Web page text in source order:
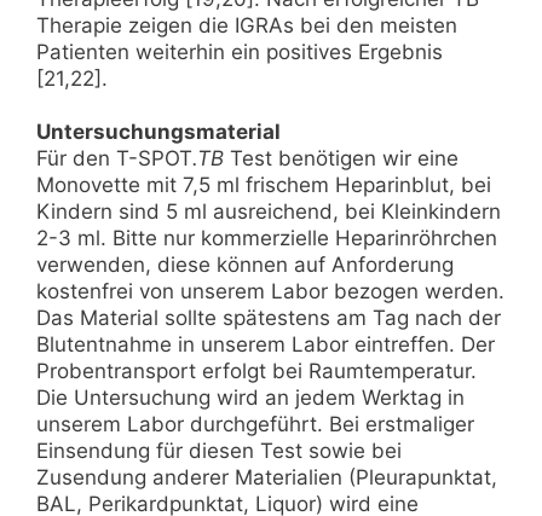
Therapie zeigen die IGRAs bei den meisten
Patienten weiterhin ein positives Ergebnis
[21,22].
Untersuchungsmaterial
Für den T-SPOT.TB Test benötigen wir eine
Monovette mit 7,5 ml frischem Heparinblut, bei
Kindern sind 5 ml ausreichend, bei Kleinkindern
2-3 ml. Bitte nur kommerzielle Heparinröhrchen
verwenden, diese können auf Anforderung
kostenfrei von unserem Labor bezogen werden.
Das Material sollte spätestens am Tag nach der
Blutentnahme in unserem Labor eintreffen. Der
Probentransport erfolgt bei Raumtemperatur.
Die Untersuchung wird an jedem Werktag in
unserem Labor durchgeführt. Bei erstmaliger
Einsendung für diesen Test sowie bei
Zusendung anderer Materialien (Pleurapunktat,
BAL, Perikardpunktat, Liquor) wird eine